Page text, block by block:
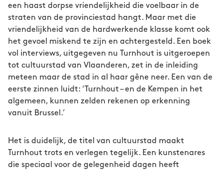
een haast dorpse vriendelijkheid die voelbaar in de
straten van de provinciestad hangt. Maar met die
vriendelijkheid van de hardwerkende klasse komt ook
het gevoel miskend te zijn en achtergesteld. Een boek
vol interviews, uitgegeven nu Turnhout is uitgeroepen
tot cultuurstad van Vlaanderen, zet in de inleiding
meteen maar de stad in al haar gêne neer. Een van de
eerste zinnen luidt: ‘Turnhout – en de Kempen in het
algemeen, kunnen zelden rekenen op erkenning
vanuit Brussel.’
Het is duidelijk, de titel van cultuurstad maakt
Turnhout trots en verlegen tegelijk. Een kunstenares
die speciaal voor de gelegenheid dagen heeft